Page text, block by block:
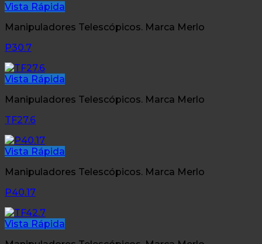
Vista Rápida
Manipuladores Telescópicos. Marca Merlo
P30.7
Vista Rápida
Manipuladores Telescópicos. Marca Merlo
TF27.6
Vista Rápida
Manipuladores Telescópicos. Marca Merlo
P40.17
Vista Rápida